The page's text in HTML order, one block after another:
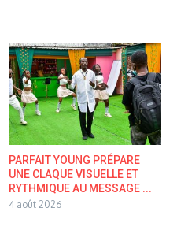
PARFAIT YOUNG PRÉPARE
UNE CLAQUE VISUELLE ET
RYTHMIQUE AU MESSAGE ...
4 août 2026